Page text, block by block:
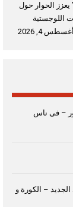
الشارقة للاستثمار 2026” يعزز الحوار حول
اللوجستية
أغسطس 4, 2026
– فى ناس
– الكورة و